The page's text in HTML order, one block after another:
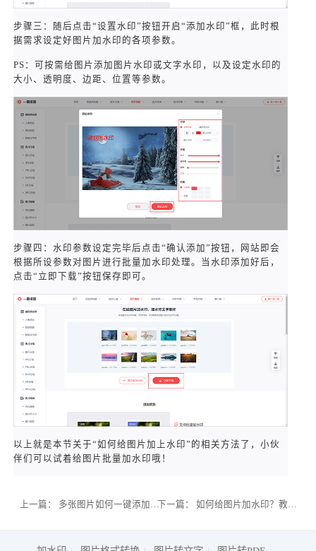
步骤三：随后点击“设置水印”按钮开启“添加水印”框，此时根
据需求设定好图片加水印的各项参数。
PS：可按需给图片添加图片水印或文字水印，以及设定水印的
大小、透明度、边距、位置等参数。
步骤四：水印参数设定完毕后点击“确认添加”按钮，网站即会
根据所设参数对图片进行批量加水印处理。当水印添加好后，
点击“立即下载”按钮保存即可。
以上就是本节关于“如何给图片加上水印”的相关方法了，小伙
伴们可以试着给图片批量加水印哦！
上一篇： 多张图片如何一键添加相同文字水印？简单学习批量加水印 下一篇： 如何给图片加水印？教你简单在线加图片水印